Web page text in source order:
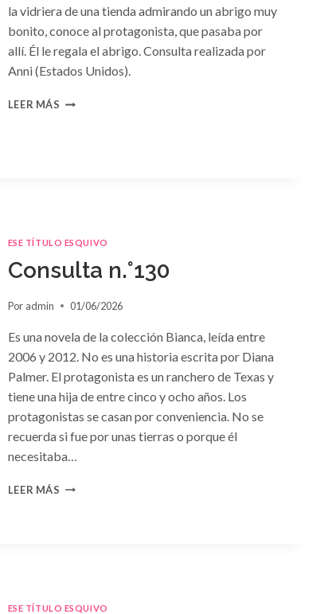
la vidriera de una tienda admirando un abrigo muy
bonito, conoce al protagonista, que pasaba por
allí. Él le regala el abrigo. Consulta realizada por
Anni (Estados Unidos).
LEER MÁS CONSULTA
ESE TÍTULO ESQUIVO
Consulta n.°130
Por admin 01/06/2026
Es una novela de la colección Bianca, leída entre
2006 y 2012. No es una historia escrita por Diana
Palmer. El protagonista es un ranchero de Texas y
tiene una hija de entre cinco y ocho años. Los
protagonistas se casan por conveniencia. No se
recuerda si fue por unas tierras o porque él
necesitaba…
LEER MÁS CONSULTA
ESE TÍTULO ESQUIVO